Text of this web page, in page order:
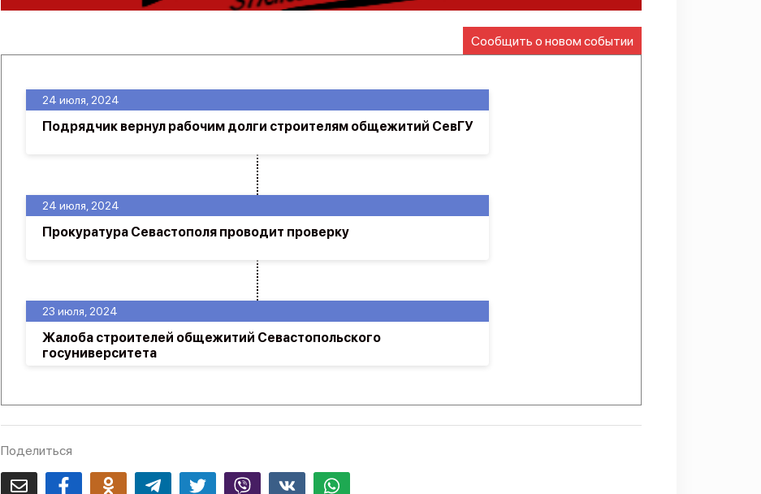
Сообщить о новом событии
23 июля, 2024
Жалоба строителей общежитий Севастопольского
госуниверситета
24 июля, 2024
Прокуратура Севастополя проводит проверку
24 июля, 2024
Подрядчик вернул рабочим долги строителям общежитий СевГУ
Поделиться
Email FacebookOdnoklassnikiTelegram Twitter Viber Whatsapp